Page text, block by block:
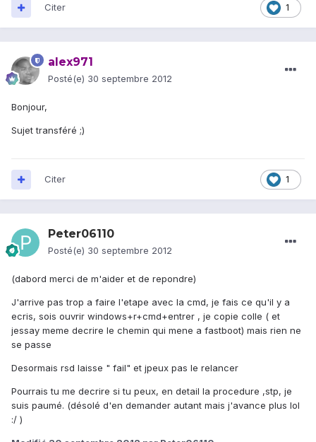
1
Citer
alex971
Posté(e) 30 septembre 2012
Bonjour,
Sujet transféré ;)
1
Citer
Peter06110
Posté(e) 30 septembre 2012
(dabord merci de m'aider et de repondre)
J'arrive pas trop a faire l'etape avec la cmd, je fais ce qu'il y a
ecris, sois ouvrir windows+r+cmd+entrer , je copie colle ( et
jessay meme decrire le chemin qui mene a fastboot) mais rien ne
se passe
Desormais rsd laisse " fail" et jpeux pas le relancer
Pourrais tu me decrire si tu peux, en detail la procedure ,stp, je
suis paumé. (désolé d'en demander autant mais j'avance plus lol
:/ )